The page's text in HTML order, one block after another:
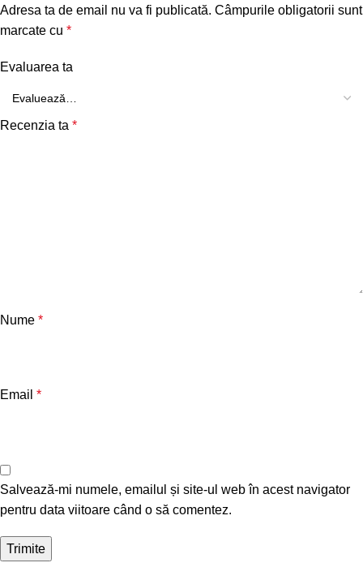
Adresa ta de email nu va fi publicată. Câmpurile obligatorii sunt
marcate cu *
Evaluarea ta
Recenzia ta *
Nume *
Email *
Salvează-mi numele, emailul și site-ul web în acest navigator
pentru data viitoare când o să comentez.